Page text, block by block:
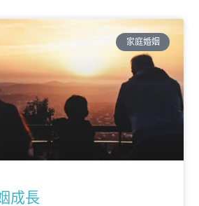
家庭婚姻
成長